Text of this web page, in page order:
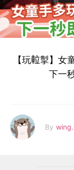
【玩𨋢掣】女
下一
By